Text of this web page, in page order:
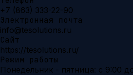
+7 (863) 333-22-90
Электронная почта
info@tesolutions.ru
Сайт
https://tesolutions.ru/
Режим работы
Понедельник - пятница: с 9:00